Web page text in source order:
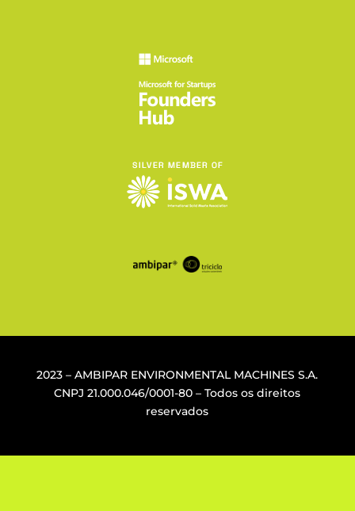
2023 – AMBIPAR ENVIRONMENTAL MACHINES S.A.
CNPJ21.000.046/0001-80 – Todos os direitos
reservados